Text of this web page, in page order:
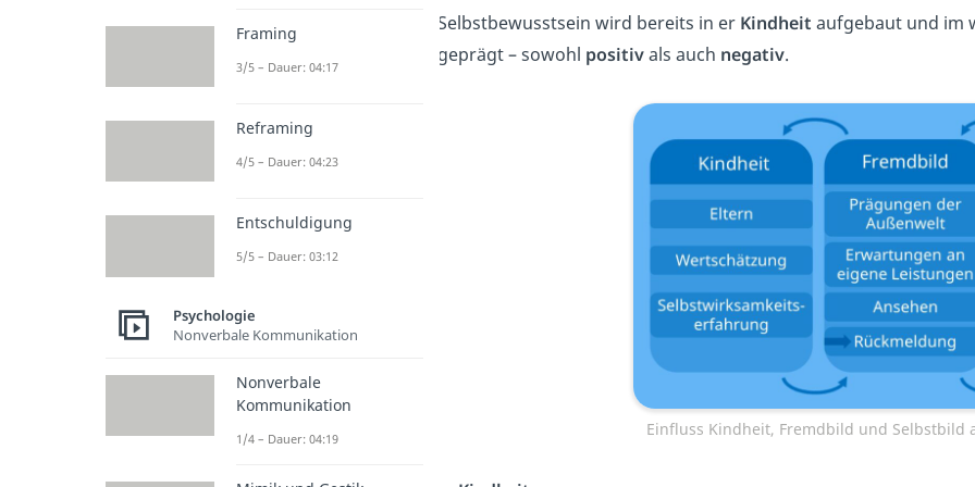
Selbstbewusstsein wird bereits in er Kindheit aufgebaut und im
geprägt – sowohl positivals auch negativ.
Einfluss Kindheit, Fremdbild und Selbstbild
Framing
3/5 – Dauer: 04:17
Reframing
4/5 – Dauer: 04:23
Entschuldigung
5/5 – Dauer: 03:12
Psychologie
Nonverbale Kommunikation
Nonverbale
Kommunikation
1/4 – Dauer: 04:19